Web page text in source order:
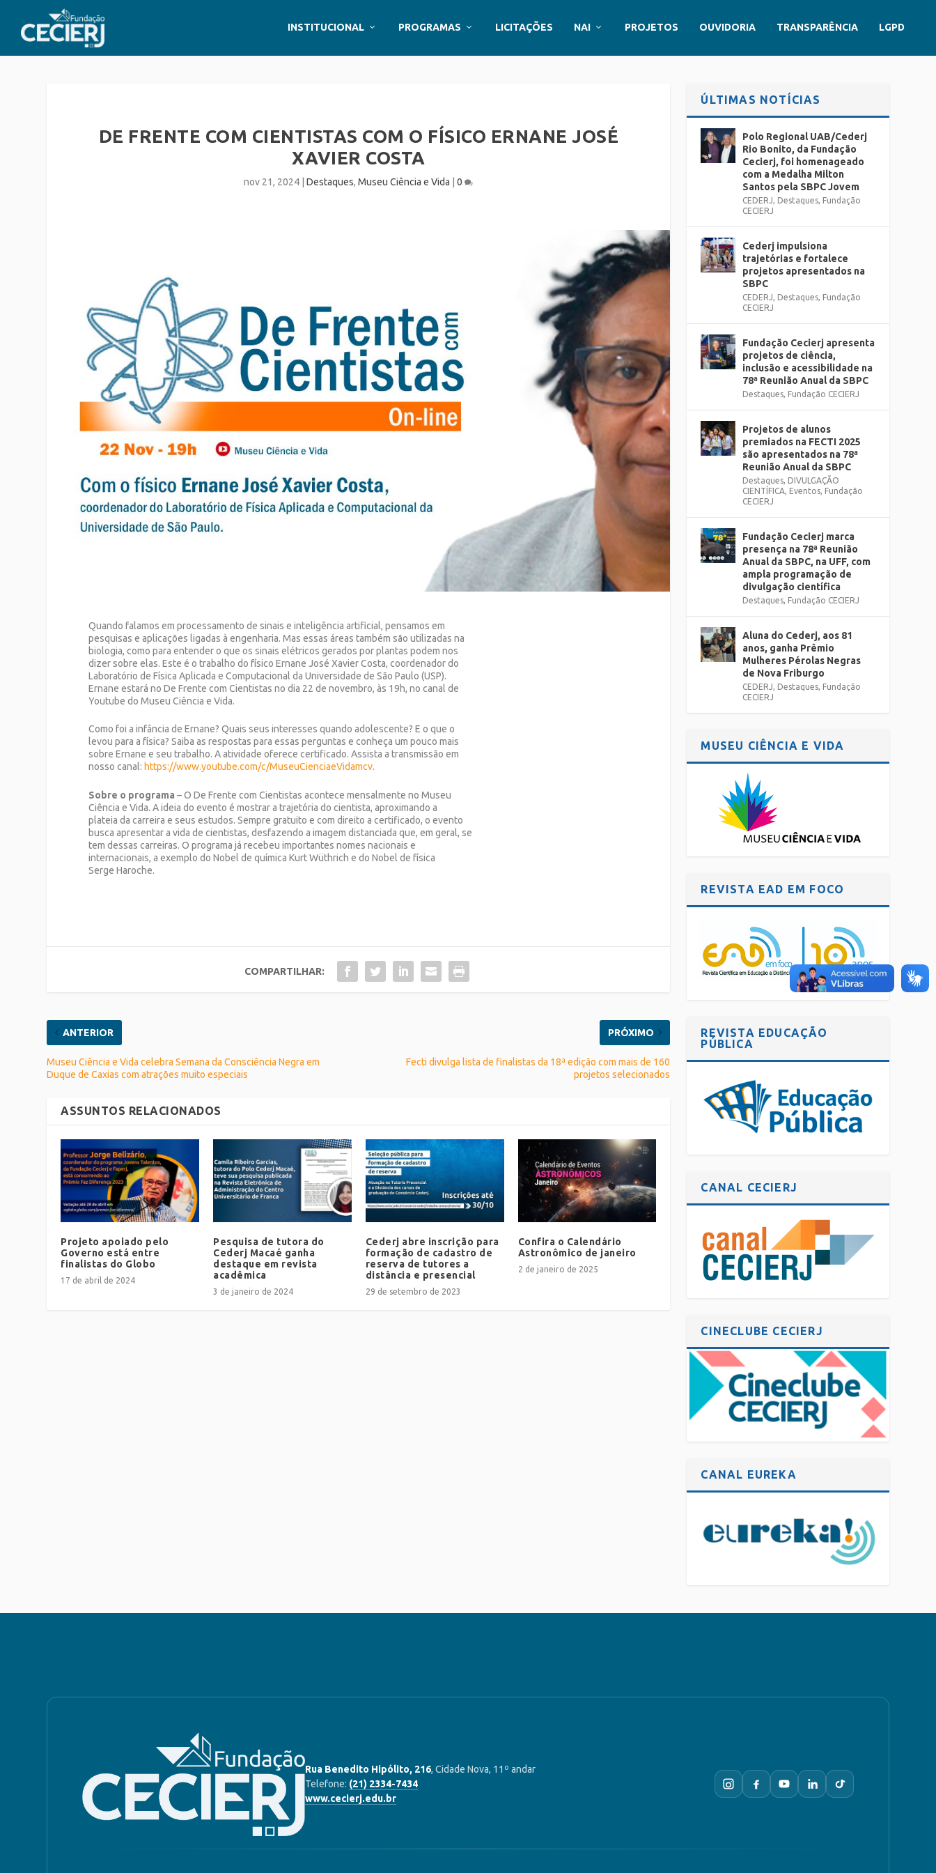
INSTITUCIONAL PROGRAMAS LICITAÇÕES NAI PROJETOS OUVIDORIA TRANSPARÊNCIA LGPD
DE FRENTE COM CIENTISTAS COM O FÍSICO ERNANE JOSÉ
XAVIER COSTA
nov 21, 2024 |Destaques,Museu Ciência e Vida |0
Quando falamos em processamento de sinais e inteligência artificial, pensamos em
pesquisas e aplicações ligadas à engenharia. Mas essas áreas também são utilizadas na
biologia, como para entender o que os sinais elétricos gerados por plantas podem nos
dizer sobre elas. Este é o trabalho do físico Ernane José Xavier Costa, coordenador do
Laboratório de Física Aplicada e Computacional da Universidade de São Paulo (USP).
Ernane estará no De Frente com Cientistas no dia 22 de novembro, às 19h, no canal de
Youtube do Museu Ciência e Vida.
Como foi a infância de Ernane? Quais seus interesses quando adolescente? E o que o
levou para a física? Saiba as respostas para essas perguntas e conheça um pouco mais
sobre Ernane e seu trabalho. A atividade oferece certificado. Assista a transmissão em
nosso canal: https://www.youtube.com/c/MuseuCienciaeVidamcv.
Sobre o programa – O De Frente com Cientistas acontece mensalmente no Museu
Ciência e Vida. A ideia do evento é mostrar a trajetória do cientista, aproximando a
plateia da carreira e seus estudos. Sempre gratuito e com direito a certificado, o evento
busca apresentar a vida de cientistas, desfazendo a imagem distanciada que, em geral, se
tem dessas carreiras. O programa já recebeu importantes nomes nacionais e
internacionais, a exemplo do Nobel de química Kurt Wüthrich e do Nobel de física
Serge Haroche.
COMPARTILHAR:
ANTERIOR
Museu Ciência e Vida celebra Semana da Consciência Negra em
Duque de Caxias com atrações muito especiais
PRÓXIMO
Fecti divulga lista de finalistas da 18ª edição com mais de 160
projetos selecionados
ASSUNTOS RELACIONADOS
Projeto apoiado pelo
Governo está entre
finalistas do Globo
17 de abril de 2024
Pesquisa de tutora do
Cederj Macaé ganha
destaque em revista
acadêmica
3 de janeiro de 2024
Cederj abre inscrição para
formação de cadastro de
reserva de tutores a
distância e presencial
29 de setembro de 2023
Confira o Calendário
Astronômico de janeiro
2 de janeiro de 2025
ÚLTIMAS NOTÍCIAS
Polo Regional UAB/Cederj
Rio Bonito, da Fundação
Cecierj, foi homenageado
com a Medalha Milton
Santos pela SBPC Jovem
CEDERJ, Destaques, Fundação
CECIERJ
Cederj impulsiona
trajetórias e fortalece
projetos apresentados na
SBPC
CEDERJ, Destaques, Fundação
CECIERJ
Fundação Cecierj apresenta
projetos de ciência,
inclusão e acessibilidade na
78ª Reunião Anual da SBPC
Destaques, Fundação CECIERJ
Projetos de alunos
premiados na FECTI 2025
são apresentados na 78ª
Reunião Anual da SBPC
Destaques, DIVULGAÇÃO
CIENTÍFICA, Eventos, Fundação
CECIERJ
Fundação Cecierj marca
presença na 78ª Reunião
Anual da SBPC, na UFF, com
ampla programação de
divulgação científica
Destaques, Fundação CECIERJ
Aluna do Cederj, aos 81
anos, ganha Prêmio
Mulheres Pérolas Negras
de Nova Friburgo
CEDERJ, Destaques, Fundação
CECIERJ
MUSEU CIÊNCIA E VIDA
REVISTA EAD EM FOCO
REVISTA EDUCAÇÃO
PÚBLICA
CANAL CECIERJ
CINECLUBE CECIERJ
CANAL EUREKA
Rua Benedito Hipólito, 216, Cidade Nova, 11º andar
Telefone: (21) 2334-7434
www.cecierj.edu.br